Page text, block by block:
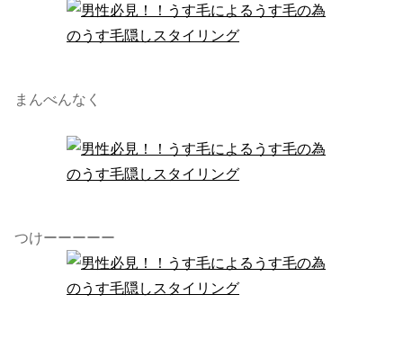
まんべんなく
つけーーーーー